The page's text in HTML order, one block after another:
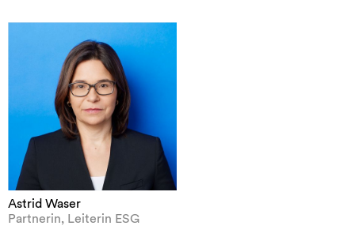
Astrid Waser
Partnerin, Leiterin ESG